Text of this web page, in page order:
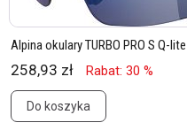
Alpina okulary TURBO PRO S Q-
258,93 zł Rabat: 30 %
Do koszyka